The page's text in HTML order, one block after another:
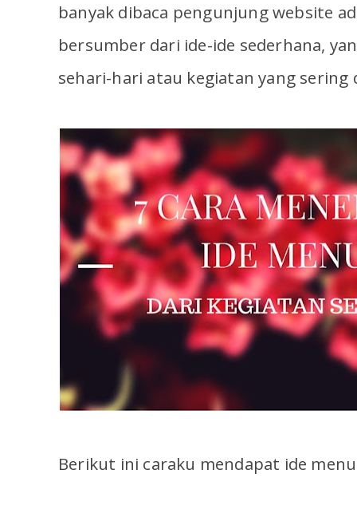
banyak dibaca pengunjung website
bersumber dari ide-ide sederhana,
sehari-hari atau kegiatan yang sering
Berikut ini caraku mendapat ide